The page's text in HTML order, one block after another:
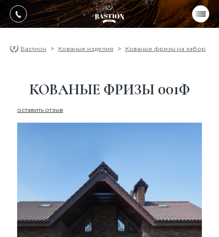
ПРОДУКЦИЯ
О компании
Бастион Кованые изделия Кованые фризы на забор
КОВАНЫЕ ФРИЗЫ 001Ф
оставить отзыв